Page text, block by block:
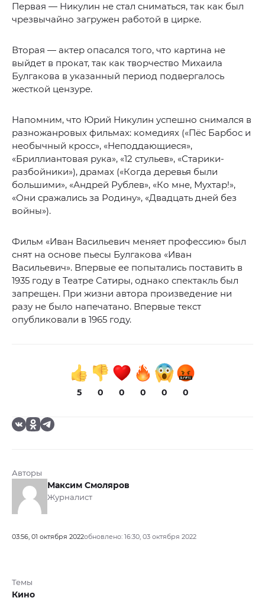
Первая — Никулин не стал сниматься, так как был
чрезвычайно загружен работой в цирке.
Вторая — актер опасался того, что картина не
выйдет в прокат, так как творчество Михаила
Булгакова в указанный период подвергалось
жесткой цензуре.
Напомним, что Юрий Никулин успешно снимался в
разножанровых фильмах: комедиях («Пёс Барбос и
необычный кросс», «Неподдающиеся»,
«Бриллиантовая рука», «12 стульев», «Старики-
разбойники»), драмах («Когда деревья были
большими», «Андрей Рублев», «Ко мне, Мухтар!»,
«Они сражались за Родину», «Двадцать дней без
войны»).
Фильм «Иван Васильевич меняет профессию» был
снят на основе пьесы Булгакова «Иван
Васильевич». Впервые ее попытались поставить в
1935 году в Театре Сатиры, однако спектакль был
запрещен. При жизни автора произведение ни
разу не было напечатано. Впервые текст
опубликовали в 1965 году.
5 0 0 0 0 0
Авторы
Максим Смоляров
Журналист
03:56, 01 октября 2022обновлено: 16:30, 03 октября 2022
Темы
Кино